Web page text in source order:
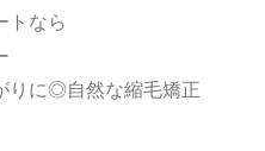
トなら
りに◎自然な縮毛矯正